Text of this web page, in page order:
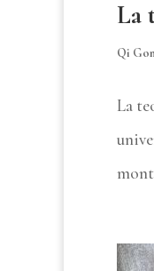
La
Qi
La